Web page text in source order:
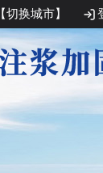
【切换城市】